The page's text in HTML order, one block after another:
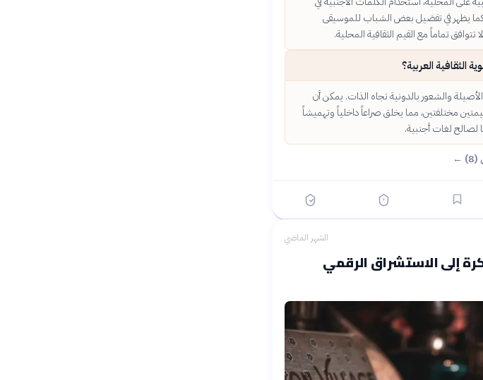
كما يظهر في تفضيل بعض الشباب للموسيقى
تماماً مع القيم الثقافية المحلية.
الثقافية العربية؟
الأصيلة والشعور بالدونية تجاه الذات. يمكن أن
مختلفتين، مما يخلق صراعاً داخلياً وتهميشاً
لصالح لغات أجنبية.
←
الشهر الماضي
إلى الاستشراق الرقمي